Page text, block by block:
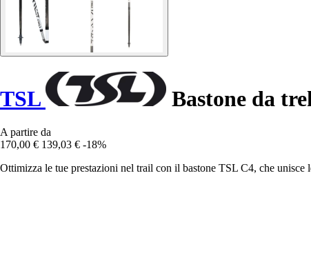
TSL Bastone da
A partire da
170,00 € 139,03 € -18%
Ottimizza le tue prestazioni nel trail con il bastone TSL C4, che unisce